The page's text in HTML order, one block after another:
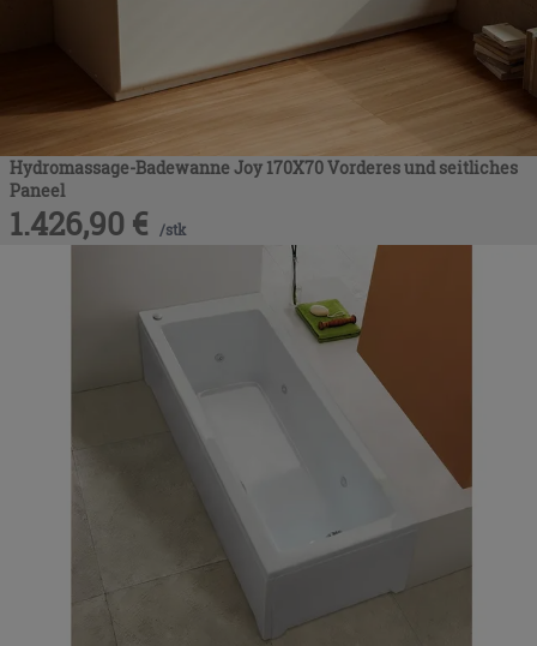
Hydromassage-Badewanne Joy 170X70 Vorderes und seitliches
Paneel
1.426,90 € /stk